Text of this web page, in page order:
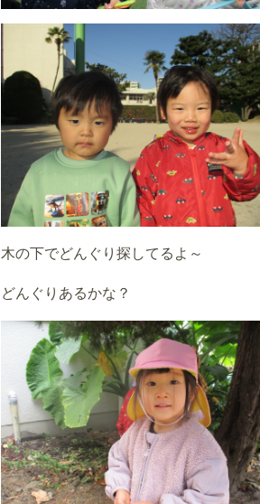
木の下でどんぐり探してるよ～
どんぐりあるかな？